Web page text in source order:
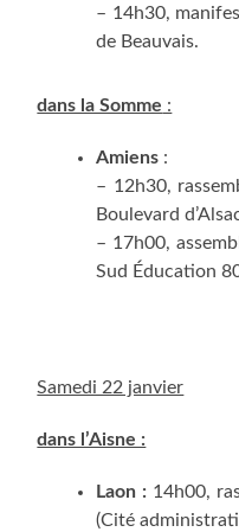
– 14h30,
de Beauvais.
dans la Somme :
Amiens :
– 12h30,
Bou­le­vard
– 17h00,
Sud Édu­ca­tion
Same­di 22 janvier
dans l’Aisne :
Laon : 14h00,
(Cité